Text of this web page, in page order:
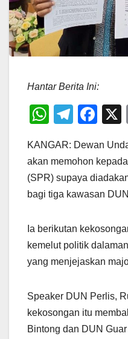
Hantar Berita Ini:
W
at
s
A
p
T
e
gr
a
F
c
e
b
o
k
KANGAR: Dewan
akan memohon
(SPR) supaya
bagi tiga kawasan
Ia berikutan
kemelut politik
yang menjejaskan
Speaker DUN Perlis,
kekosongan itu
Bintong dan DUN